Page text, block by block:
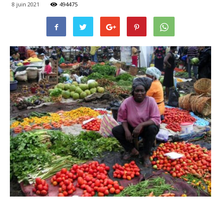
8 juin 2021 494475